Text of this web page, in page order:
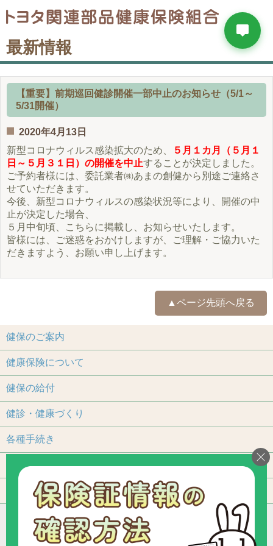
最新情報
【重要】前期巡回健診開催一部中止のお知らせ（5/1～
5/31開催）
2020年4月13日
新型コロナウィルス感染拡大のため、
５月１カ月（５月１
日～５月３１日）の開催を中止することが決定しました。
ご予約者様には、委託業者㈱あまの創健から別途ご連絡さ
せていただきます。
今後、新型コロナウィルスの感染状況等により、開催の中
止が決定した場合、
５月中旬頃、こちらに掲載し、お知らせいたします。
皆様には、ご迷惑をおかけしますが、ご理解・ご協力いた
だきますよう、お願い申し上げます。
▲ページ先頭へ戻る
健保のご案内
健康保険について
健保の給付
健診・健康づくり
各種手続き
保養施設
よくあるご質問
アクセス
個人情報保護について
加入事業所一覧
リンク
組合カレンダー